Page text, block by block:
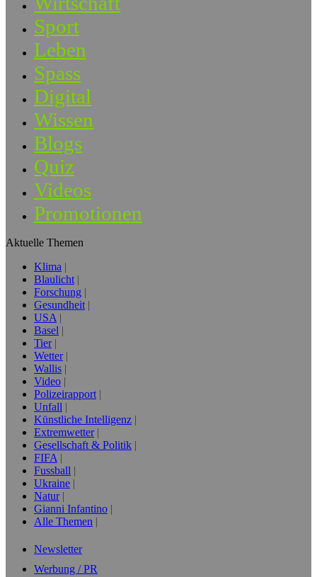
Sport
Leben
Spass
Digital
Wissen
Blogs
Quiz
Videos
Promotionen
Aktuelle Themen
Klima
Blaulicht
Forschung
Gesundheit
USA
Basel
Tier
Wetter
Wallis
Video
Polizeirapport
Unfall
Künstliche Intelligenz
Extremwetter
Gesellschaft & Politik
FIFA
Fussball
Ukraine
Natur
Gianni Infantino
Alle Themen
Newsletter
Werbung / PR